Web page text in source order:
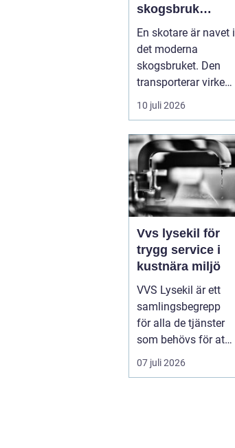
skogsbruk
teknik,
effektivitet och
hållbarhet
En skotare är navet i
det moderna
skogsbruket. Den
transporterar virke
från
avverkningsplatsen
till ...
10 juli 2026
Vvs lysekil för
trygg service i
kustnära miljö
VVS Lysekil är ett
samlingsbegrepp
för alla de tjänster
som behövs för att
vatten, värme och
avlopp ...
07 juli 2026